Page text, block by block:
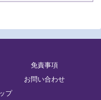
免責事項
お問い合わせ
プ